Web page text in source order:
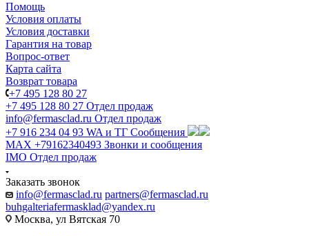
Помощь
Условия оплаты
Условия доставки
Гарантия на товар
Вопрос-ответ
Карта сайта
Возврат товара
+7 495 128 80 27
+7 495 128 80 27 Отдел продаж
info@fermasclad.ru Отдел продаж
+7 916 234 04 93 WA и ТГ Сообщения
MAX +79162340493 Звонки и сообщения
IMO Отдел продаж
Заказать звонок
info@fermasclad.ru partners@fermasclad.ru
buhgalteriafermasklad@yandex.ru
Москва, ул Вятская 70